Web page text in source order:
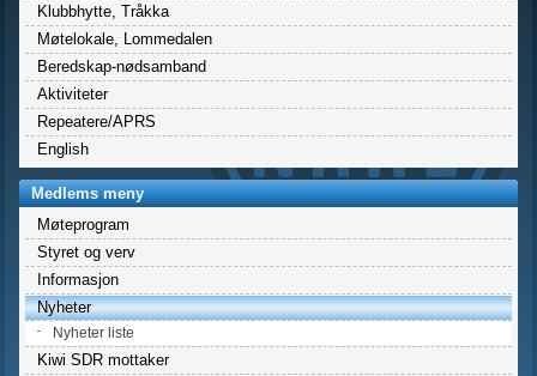
Klubbhytte, Tråkka
Møtelokale, Lommedalen
Beredskap-nødsamband
Aktiviteter
Repeatere/APRS
English
Medlems meny
Møteprogram
Styret og verv
Informasjon
Nyheter
Nyheter liste
Kiwi SDR mottaker